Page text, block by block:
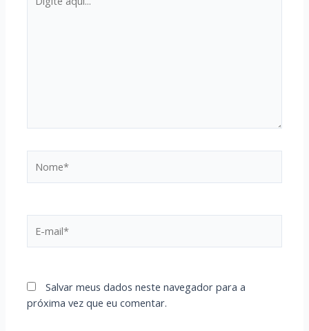
aqui...
mail*
Salvar meus dados neste navegador para a
próxima vez que eu comentar.